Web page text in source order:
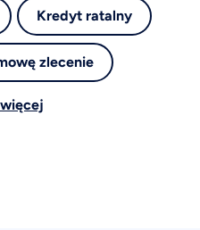
Kredyt ratalny
zlecenie